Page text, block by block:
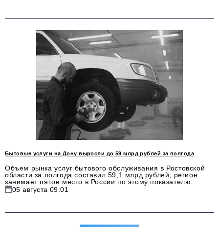
Бытовые услуги на Дону выросли до 59 млрд рублей за полгода
Объем рынка услуг бытового обслуживания в Ростовской
области за полгода составил 59,1 млрд рублей, регион
занимает пятое место в России по этому показателю.
05 августа 09:01